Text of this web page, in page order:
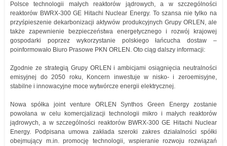
Polsce technologii małych reaktorów jądrowych, a w szczególności
reaktorów BWRX-300 GE Hitachi Nuclear Energy. To szansa nie tylko na
przyśpieszenie dekarbonizacji aktywów produkcyjnych Grupy ORLEN, ale
także zapewnienie bezpieczeństwa energetycznego i rozwój krajowej
gospodarki poprzez wykorzystanie polskiego łańcucha dostaw –
poinformowało Biuro Prasowe PKN ORLEN. Oto ciąg dalszy informacji:
Zgodnie ze strategią Grupy ORLEN i ambicjami osiągnięcia neutralności
emisyjnej do 2050 roku, Koncern inwestuje w nisko- i zeroemisyjne,
stabilne i innowacyjne moce wytwórcze energii elektrycznej.
Nowa spółka joint venture ORLEN Synthos Green Energy zostanie
powołana w celu komercjalizacji technologii mikro i małych reaktorów
jądrowych, a w szczególności reaktorów BWRX-300 GE Hitachi Nuclear
Energy. Podpisana umowa zakłada szeroki zakres działalności spółki
obejmujący m.in. promocję technologii, wspieranie rozwoju rozwiązań